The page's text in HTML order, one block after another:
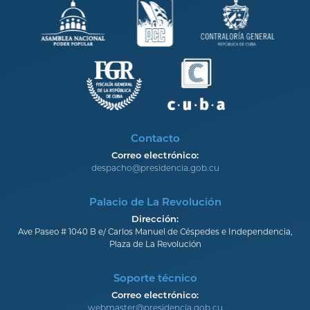
Contacto
Correo electrónico:
despacho@presidencia.gob.cu
Palacio de La Revolución
Dirección:
Ave Paseo # 1040 B e/ Carlos Manuel de Céspedes e Independencia,
Plaza de La Revolución
Soporte técnico
Correo electrónico:
webmaster@presidencia.gob.cu